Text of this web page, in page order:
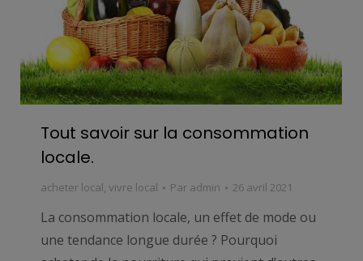
Tout savoir sur la consommation
locale.
acheter local, vivre local Par admin 26 avril 2021
La consommation locale, un effet de mode ou
une tendance longue durée ? Pourquoi